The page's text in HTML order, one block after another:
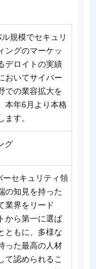
規模でセキュリ
ングのマーケッ
デロイトの実績
おいてサイバー
での業容拡大を
本年6月より本格
ます。
グ
ーセキュリティ領
の知見を持った
業界をリード
から第一に選ば
ともに、多様な
った最高の人材
て認められるこ